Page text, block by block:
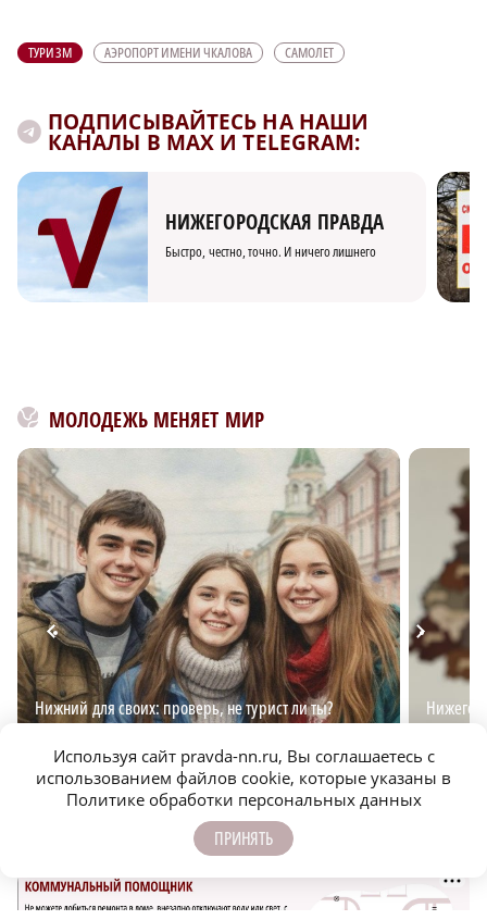
ТУРИЗМ АЭРОПОРТ ИМЕНИ ЧКАЛОВА САМОЛЕТ
ПОДПИСЫВАЙТЕСЬ НА НАШИ
КАНАЛЫ В MAX И TELEGRAM:
НИЖЕГОРОДСКАЯ ПРАВДА
Быстро, честно, точно. И ничего лишнего
МОЛОДЕЖЬ МЕНЯЕТ МИР
Нижний для своих: проверь, не турист ли ты?
Используя сайт pravda-nn.ru, Вы соглашаетесь с
использованием файлов cookie, которые указаны в
Политике обработки персональных данных
ПРИНЯТЬ